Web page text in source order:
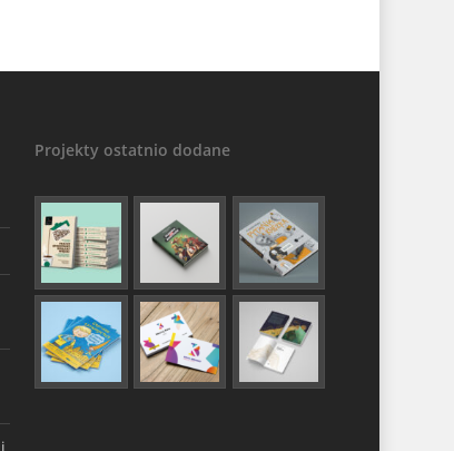
Projekty ostatnio dodane